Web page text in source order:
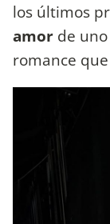
los últimos
amor de
romance